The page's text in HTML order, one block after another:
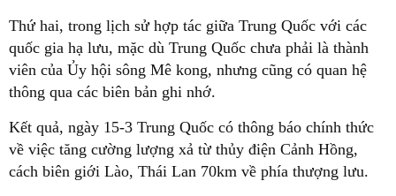
Thứ hai, trong lịch sử hợp tác giữa Trung Quốc với các
quốc gia hạ lưu, mặc dù Trung Quốc chưa phải là thành
viên của Ủy hội sông Mê kong, nhưng cũng có quan hệ
thông qua các biên bản ghi nhớ.
Kết quả, ngày 15-3 Trung Quốc có thông báo chính thức
về việc tăng cường lượng xả từ thủy điện Cảnh Hồng,
cách biên giới Lào, Thái Lan 70km về phía thượng lưu.